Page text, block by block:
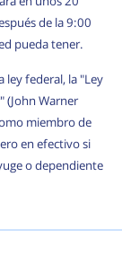
de la 9:00
pueda tener.
federal, la "Ley
(John Warner
miembro de
en efectivo si
o dependiente